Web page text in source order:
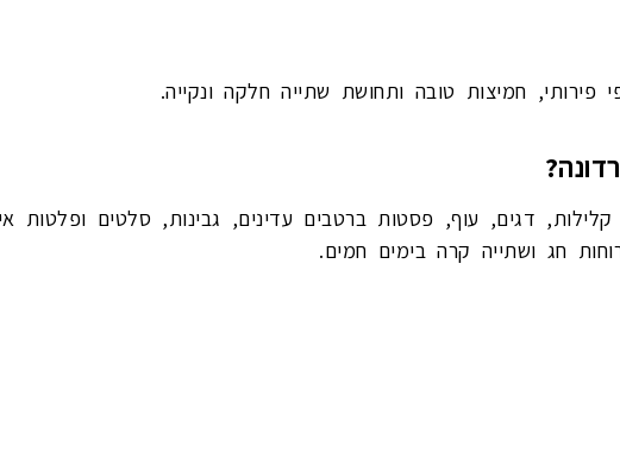
פירותי, חמיצות טובה ותחושת שתייה חלקה ונקייה.
דגים, עוף, פסטות ברטבים עדינים, גבינות, סלטים ופלטות
חג ושתייה קרה בימים חמים.